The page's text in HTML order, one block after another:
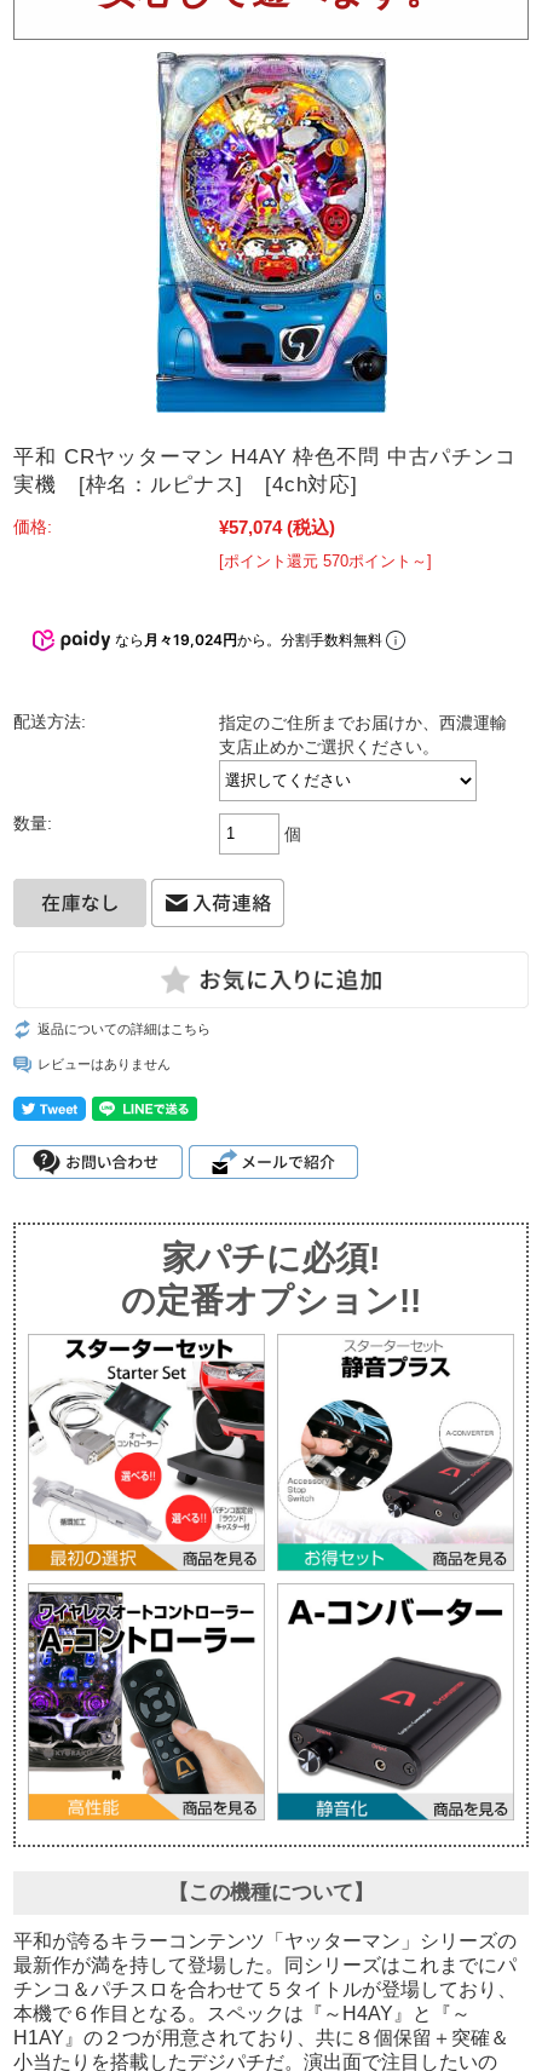
平和 CRヤッターマン H4AY 枠色不問 中古パチンコ
実機 [枠名：ルピナス] [4ch対応]
価格: ¥57,074 (税込)
[ポイント還元 570ポイント～]
なら 月々19,024円から。分割手数料無料
配送方法:
指定のご住所までお届けか、西濃運輸
支店止めかご選択ください。
数量:
個
返品についての詳細はこちら
レビューはありません
家パチに必須!
の定番オプション!!
【この機種について】
平和が誇るキラーコンテンツ「ヤッターマン」シリーズの
最新作が満を持して登場した。同シリーズはこれまでにパ
チンコ＆パチスロを合わせて５タイトルが登場しており、
本機で６作目となる。スペックは『～H4AY』と『～
H1AY』の２つが用意されており、共に８個保留＋突確＆
小当たりを搭載したデジパチだ。演出面で注目したいの